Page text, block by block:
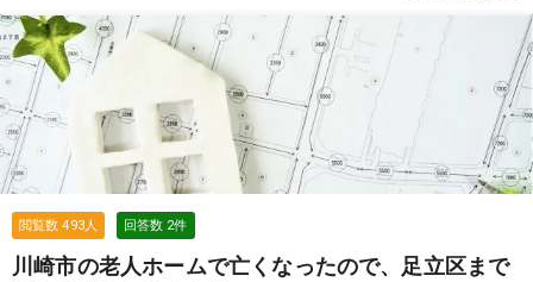
め、相談させていただきました。 どなたか、アドバイスをお願いで
きませんでしょうか？
続きを見る
閲覧数493人 回答数 2件
川崎市の老人ホームで亡くなったので、足立区まで